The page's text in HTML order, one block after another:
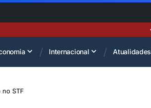
Internacional Atualidades
STF